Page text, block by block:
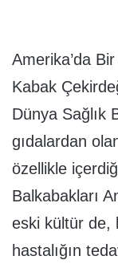
Amerika’da
Kabak
Dünya Sağlık
gıdalardan
özellikle
Balkabakları
eski kültür de,
hastalığın